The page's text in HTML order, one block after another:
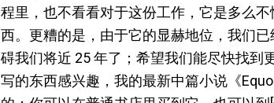
程里，也不看看对于这份工作，它是多么
西。更糟的是，由于它的显赫地位，我们
碍我们将近 25 年了；希望我们能尽快找
写的东西感兴趣，我的最新中篇小说《